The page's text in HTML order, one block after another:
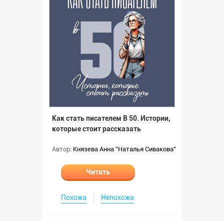
Как стать писателем В 50. Истории,
которые стоит рассказать
Автор: Князева Анна "Наталья Сивакова"
Читать
Похожа Непохожа